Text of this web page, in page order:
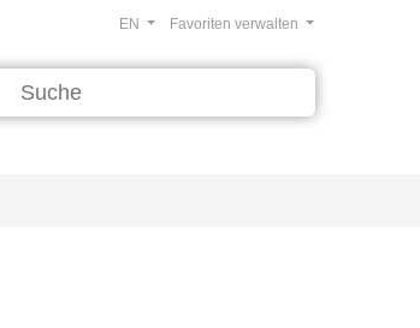
Favoriten verwalten
EN